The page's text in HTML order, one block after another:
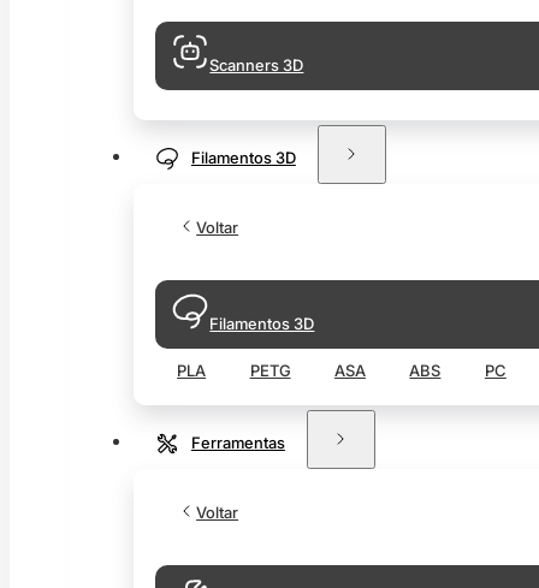
Scanners 3D
Filamentos 3D
Voltar
Filamentos 3D
PLA PETG ASA ABS PC
Ferramentas
Voltar